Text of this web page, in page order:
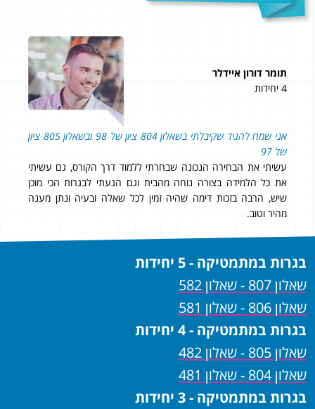
תומר דורון איידלר
4 יחידות
אני שמח להגיד שקיבלתי בשאלון 804 ציון של 98 ובשאלון 805 ציון
של 97
עשיתי את הבחירה הנכונה שבחרתי ללמוד דרך הקורס, גם עשיתי
את כל הלמידה בצורה נוחה מהבית וגם הגעתי לבגרות הכי מוכן
שיש, הרבה בזכות דימה שהיה זמין לכל שאלה ובעיה ונתן מענה
מהיר וטוב.
בגרות במתמטיקה - 5 יחידות
שאלון 807 - שאלון 582
שאלון 806 - שאלון 581
בגרות במתמטיקה - 4 יחידות
שאלון 805 - שאלון 482
שאלון 804 - שאלון 481
בגרות במתמטיקה - 3 יחידות